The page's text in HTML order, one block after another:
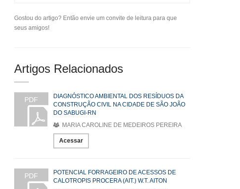
Gostou do artigo? Então envie um convite de leitura para que
seus amigos!
Artigos Relacionados
PDF
DIAGNÓSTICO AMBIENTAL DOS RESÍDUOS DA
CONSTRUÇÃO CIVIL NA CIDADE DE SÃO JOÃO
DO SABUGI-RN
MARIA CAROLINE DE MEDEIROS PEREIRA
Acessar
PDF
POTENCIAL FORRAGEIRO DE ACESSOS DE
CALOTROPIS PROCERA (AIT.) W.T. AITON